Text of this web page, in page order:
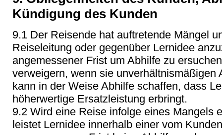
Kündigung des Kunden
9.1 Der Reisende hat auftretende Mängel
Reiseleitung oder gegenüber Lernidee
angemessener Frist um Abhilfe zu
verweigern, wenn sie unverhältnismäßigen
kann in der Weise Abhilfe schaffen, dass
höherwertige Ersatzleistung erbringt.
9.2 Wird eine Reise infolge eines Mangels
leistet Lernidee innerhalb einer vom